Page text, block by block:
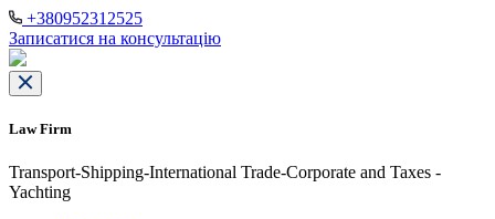
+380952312525
Записатися на консультацію
Law Firm
Transport-Shipping-International Trade-Corporate and Taxes -
Yachting